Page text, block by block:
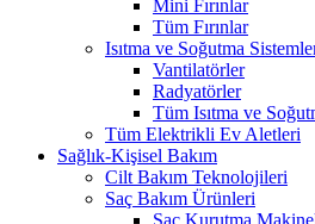
Mini Fırınlar
Tüm Fırınlar
Isıtma ve Soğutma
Vantilatörler
Radyatörler
Tüm Isıtma ve
Tüm Elektrikli Ev Aletleri
Sağlık-Kişisel Bakım
Cilt Bakım Teknolojileri
Saç Bakım Ürünleri
Saç Kurutma